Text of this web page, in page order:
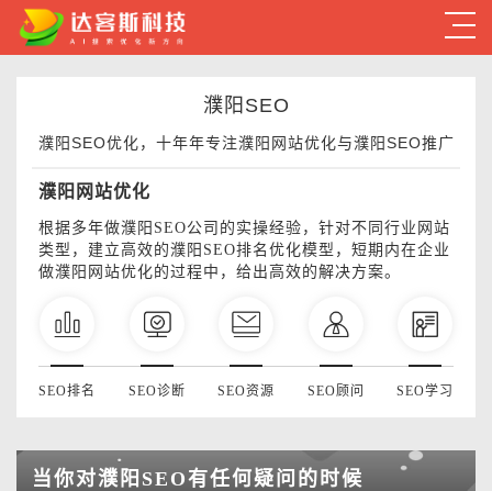
濮阳SEO
濮阳SEO优化，十年年专注濮阳网站优化与濮阳SEO推广
濮阳网站优化
根据多年做濮阳SEO公司的实操经验，针对不同行业网站
类型，建立高效的濮阳SEO排名优化模型，短期内在企业
做濮阳网站优化的过程中，给出高效的解决方案。
SEO排名 SEO诊断 SEO资源 SEO顾问 SEO学习
当你对濮阳SEO有任何疑问的时候